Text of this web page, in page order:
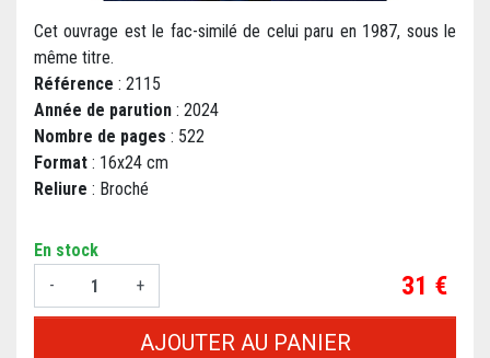
Cet ouvrage est le fac-similé de celui paru en 1987, sous le
même titre.
Référence : 2115
Année de parution : 2024
Nombre de pages : 522
Format : 16x24 cm
Reliure : Broché
En stock
-
+ Prix
31 €
AJOUTER AU PANIER